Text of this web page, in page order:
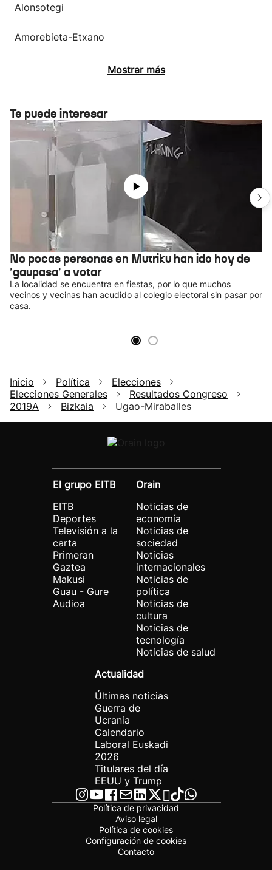
Alonsotegi
Amorebieta-Etxano
Mostrar más
Te puede interesar
No pocas personas en Mutriku han ido hoy de
'gaupasa' a votar
La localidad se encuentra en fiestas, por lo que muchos
vecinos y vecinas han acudido al colegio electoral sin pasar por
casa.
Inicio Política
Elecciones
Elecciones Generales
Resultados Congreso
2019A
Bizkaia Ugao-Miraballes
El grupo EITB
EITB
Deportes
Televisión a la
carta
Primeran
Gaztea
Makusi
Guau - Gure
Audioa
Orain
Noticias de
economía
Noticias de
sociedad
Noticias
internacionales
Noticias de
política
Noticias de
cultura
Noticias de
tecnología
Noticias de salud
Actualidad
Últimas noticias
Guerra de
Ucrania
Calendario
Laboral Euskadi
2026
Titulares del día
EEUU y Trump
Política de privacidad
Aviso legal
Política de cookies
Configuración de cookies
Contacto